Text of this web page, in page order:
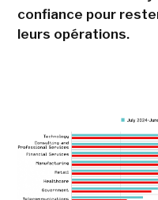
confiance pour
leurs opérations.